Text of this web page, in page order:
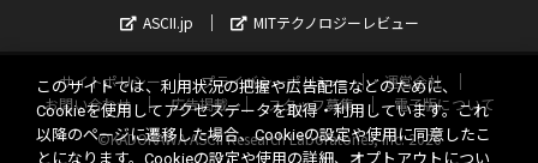
ASCII.jp
MITテクノロジーレビュー
サイトポリシー プライバシーポリシー
運営会社
お問い合わせ
広告掲載 スタッフ募集
電子版について
©KADOKAWA ASCII Research Laboratories, Inc. 2026
このサイトでは、利用状況の把握や広告配信などのために、
Cookieを使用してアクセスデータを取得・利用しています。これ
以降のページに遷移した場合、Cookieの設定や使用に同意したこ
とになります。Cookieの設定や使用の詳細、オプトアウトについ